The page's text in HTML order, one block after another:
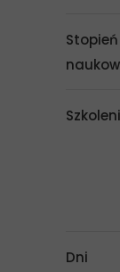
Stopień
Dni